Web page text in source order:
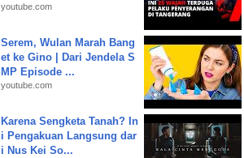
youtube.com
Serem, Wulan Marah Bang
et ke Gino | Dari Jendela S
MP Episode ...
youtube.com
Karena Sengketa Tanah? In
i Pengakuan Langsung dar
i Nus Kei So...